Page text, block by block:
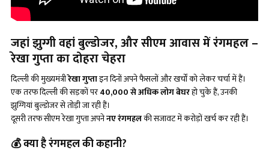
जहां झुग्गी वहां बुल्डोजर, और सीएम आवास में रंगमहल –
रेखा गुप्ता का दोहरा चेहरा
दिल्ली की मुख्यमंत्रीरेखा गुप्ताइन दिनों अपने फैसलों और खर्चों को लेकर चर्चा में हैं।
एक तरफ दिल्ली की सड़कों पर40,000 से अधिक लोग बेघरहो चुके हैं, उनकी
झुग्गियां बुल्डोजर से तोड़ी जा रही हैं।
दूसरी तरफ सीएम रेखा गुप्ता अपनेनए रंगमहलकी सजावट में करोड़ों खर्च कर रही हैं।
💰क्या है रंगमहल की कहानी?